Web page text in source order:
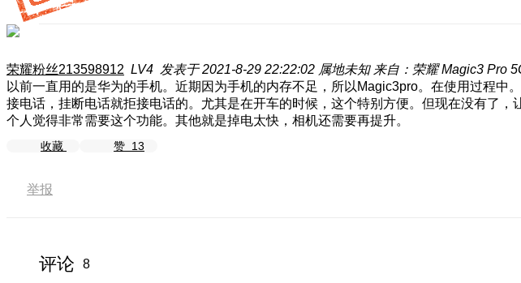
荣耀粉丝213598912 LV4 发表于 2021-8-29 22:22:02 属地未知 来自：荣耀 Magic3 Pro
以前一直用的是华为的手机。近期因为手机的内存不足，所以Magic3pro。在使用过程
接电话，挂断电话就拒接电话的。尤其是在开车的时候，这个特别方便。但现在没有了，
个人觉得非常需要这个功能。其他就是掉电太快，相机还需要再提升。
收藏 赞 13
举报
评论 8